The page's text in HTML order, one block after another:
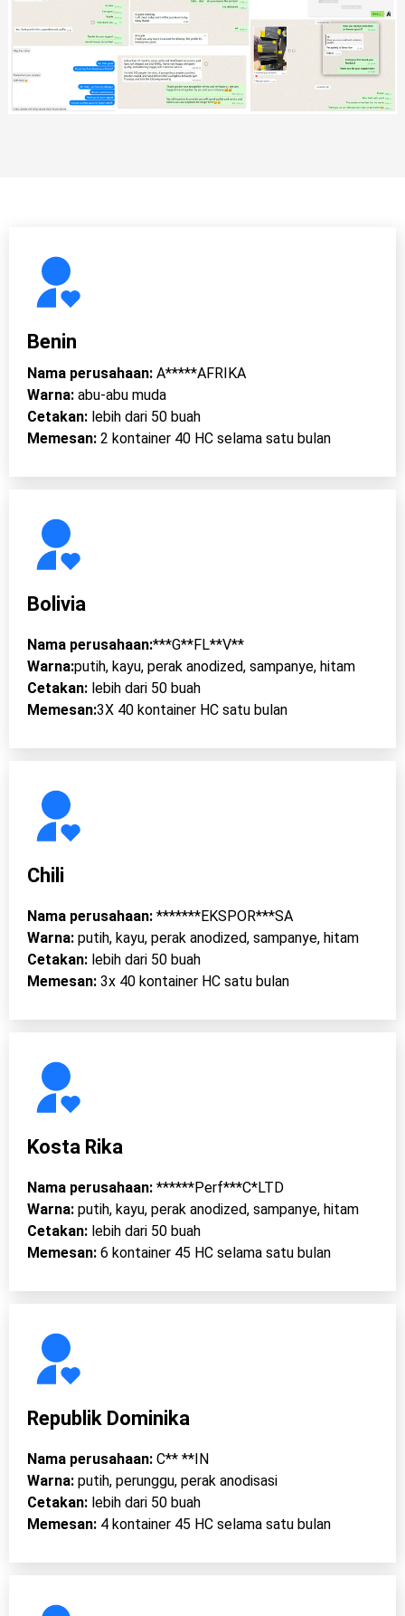
Benin
Nama perusahaan:A*****AFRIKA
Warna:abu-abu muda
Cetakan: lebih dari 50 buah
Memesan:2 kontainer 40 HC selama satu bulan
Bolivia
Nama perusahaan:***G**FL**V**
Warna:putih, kayu, perak anodized, sampanye, hitam
Cetakan: lebih dari 50 buah
Memesan:3X 40 kontainer HC satu bulan
Chili
Nama perusahaan:*******EKSPOR***SA
Warna: putih, kayu, perak anodized, sampanye, hitam
Cetakan: lebih dari 50 buah
Memesan:3x 40 kontainer HC satu bulan
Kosta Rika
Nama perusahaan:******Perf***C*LTD
Warna:putih, kayu, perak anodized, sampanye, hitam
Cetakan: lebih dari 50 buah
Memesan:6 kontainer 45 HC selama satu bulan
Republik Dominika
Nama perusahaan:C** **IN
Warna:putih, perunggu, perak anodisasi
Cetakan: lebih dari 50 buah
Memesan:4 kontainer 45 HC selama satu bulan